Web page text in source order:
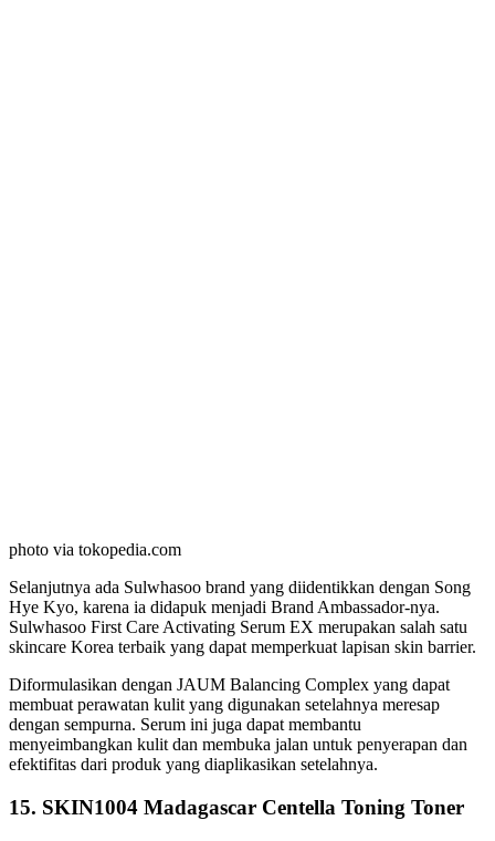
photo via tokopedia.com
Selanjutnya ada Sulwhasoo brand yang diidentikkan dengan Song
Hye Kyo, karena ia didapuk menjadi Brand Ambassador-nya.
Sulwhasoo First Care Activating Serum EX merupakan salah satu
skincare Korea terbaik yang dapat memperkuat lapisan skin barrier.
Diformulasikan dengan JAUM Balancing Complex yang dapat
membuat perawatan kulit yang digunakan setelahnya meresap
dengan sempurna. Serum ini juga dapat membantu
menyeimbangkan kulit dan membuka jalan untuk penyerapan dan
efektifitas dari produk yang diaplikasikan setelahnya.
15. SKIN1004 Madagascar Centella Toning Toner